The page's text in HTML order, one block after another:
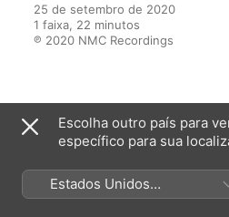
25 de setembro de 2020
1 faixa, 22 minutos
℗ 2020 NMC Recordings
Nicola Lefanu:
& Other
Escolha outro país para
específico para sua
Estados Unidos
(Português Brasil)